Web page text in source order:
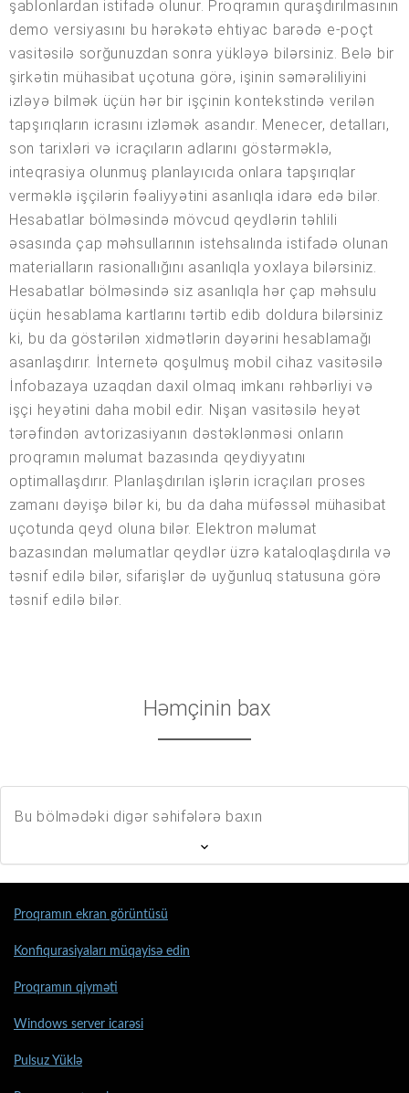
şablonlardan istifadə olunur. Proqramın quraşdırılmasının
demo versiyasını bu hərəkətə ehtiyac barədə e-poçt
vasitəsilə sorğunuzdan sonra yükləyə bilərsiniz. Belə bir
şirkətin mühasibat uçotuna görə, işinin səmərəliliyini
izləyə bilmək üçün hər bir işçinin kontekstində verilən
tapşırıqların icrasını izləmək asandır. Menecer, detalları,
son tarixləri və icraçıların adlarını göstərməklə,
inteqrasiya olunmuş planlayıcıda onlara tapşırıqlar
verməklə işçilərin fəaliyyətini asanlıqla idarə edə bilər.
Hesabatlar bölməsində mövcud qeydlərin təhlili
əsasında çap məhsullarının istehsalında istifadə olunan
materialların rasionallığını asanlıqla yoxlaya bilərsiniz.
Hesabatlar bölməsində siz asanlıqla hər çap məhsulu
üçün hesablama kartlarını tərtib edib doldura bilərsiniz
ki, bu da göstərilən xidmətlərin dəyərini hesablamağı
asanlaşdırır. İnternetə qoşulmuş mobil cihaz vasitəsilə
İnfobazaya uzaqdan daxil olmaq imkanı rəhbərliyi və
işçi heyətini daha mobil edir. Nişan vasitəsilə heyət
tərəfindən avtorizasiyanın dəstəklənməsi onların
proqramın məlumat bazasında qeydiyyatını
optimallaşdırır. Planlaşdırılan işlərin icraçıları proses
zamanı dəyişə bilər ki, bu da daha müfəssəl mühasibat
uçotunda qeyd oluna bilər. Elektron məlumat
bazasından məlumatlar qeydlər üzrə kataloqlaşdırıla və
təsnif edilə bilər, sifarişlər də uyğunluq statusuna görə
təsnif edilə bilər.
Həmçinin bax
Bu bölmədəki digər səhifələrə baxın
Proqramın ekran görüntüsü
Konfiqurasiyaları müqayisə edin
Proqramın qiyməti
Windows server icarəsi
Pulsuz Yüklə